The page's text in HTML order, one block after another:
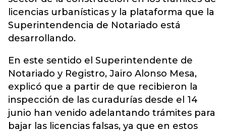
licencias urbanísticas y la plataforma que la
Superintendencia de Notariado está
desarrollando.
En este sentido el Superintendente de
Notariado y Registro, Jairo Alonso Mesa,
explicó que a partir de que recibieron la
inspección de las curadurías desde el 14
junio han venido adelantando trámites para
bajar las licencias falsas, ya que en estos